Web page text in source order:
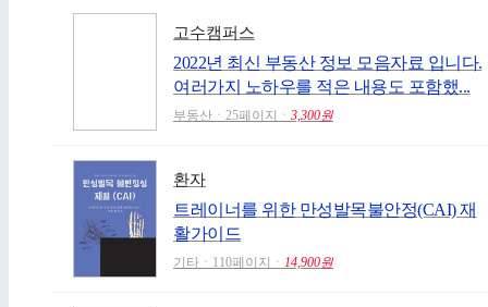
고수캠퍼스
2022년 최신 부동산 정보 모음자료 입니다.
여러가지 노하우를 적은 내용도 포함했...
부동산ㆍ25페이지ㆍ 3,300원
환자
트레이너를 위한 만성발목불안정(CAI) 재
활가이드
기타ㆍ110페이지ㆍ 14,900원